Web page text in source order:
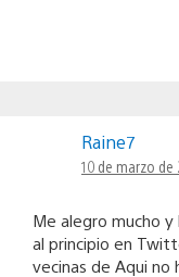
Raine7
10 de marzo de
Me alegro mucho y
al principio en
vecinas de Aqui no